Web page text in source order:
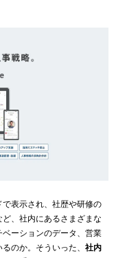
表示され、社歴や研修の
、社内にあるさまざまな
ーションのデータ、営業
のか。そういった、 社内